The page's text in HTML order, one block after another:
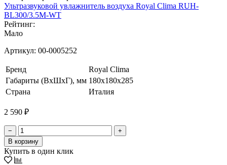
Ультразвуковой увлажнитель воздуха Royal Clima RUH-
BL300/3.5M-WT
Рейтинг:
Мало
Артикул: 00-0005252
Бренд
Royal Clima
Габариты (ВхШхГ), мм 180x180x285
Страна
Италия
2 590 ₽
−
+
В корзину
Купить в один клик